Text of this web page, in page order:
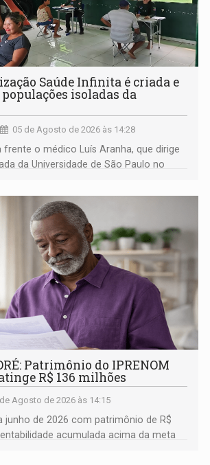
Saúde Infinita é criada e
isoladas da
05 de Agosto de 2026 às 14:28
frente o médico Luís Aranha, que dirige
da Universidade de São Paulo no
Patrimônio do IPRENOM
R$ 136 milhões
Agosto de 2026 às 14:15
junho de 2026 com patrimônio de R$
acumulada acima da meta